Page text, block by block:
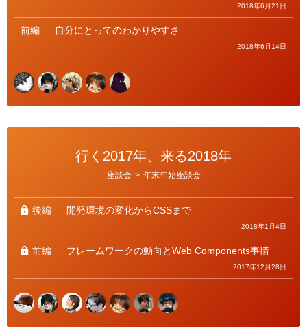
2018年6月21日
前編 自分にとってのわかりやすさ
2018年6月14日
行く2017年、来る2018年
リ
ー
座談会 > 年末年始座談会
後編 開発環境の変化からCSSまで
2018年1月4日
前編 フレームワークの動向とWeb Components事情
2017年12月28日